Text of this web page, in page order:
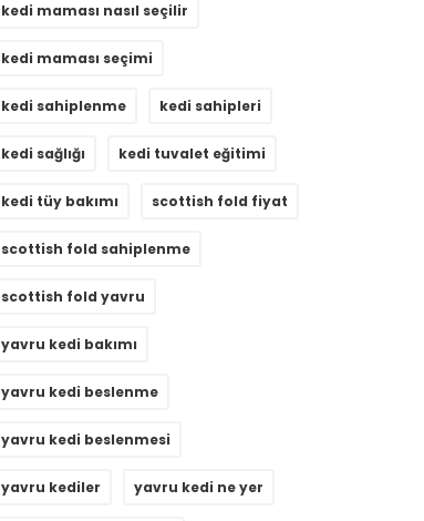
kedi maması nasıl seçilir
kedi maması seçimi
kedi sahiplenme kedi sahipleri
kedi sağlığı kedi tuvalet eğitimi
kedi tüy bakımı scottish fold fiyat
scottish fold sahiplenme
scottish fold yavru
yavru kedi bakımı
yavru kedi beslenme
yavru kedi beslenmesi
yavru kediler yavru kedi ne yer